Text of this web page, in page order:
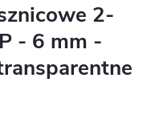
2-
- 6 mm -